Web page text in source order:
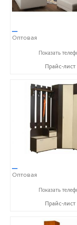
—
Оптовая
+7 (812) 327-78-
Показать
Прайс-лист
—
Оптовая
+7 (812) 327-78-
Показать
Прайс-лист